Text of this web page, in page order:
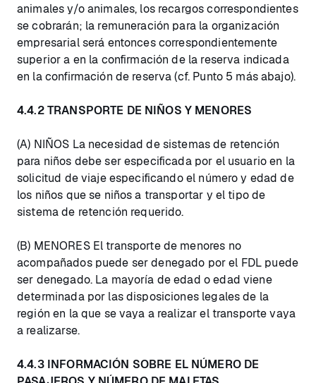
animales y/o animales, los recargos correspondientes
se cobrarán; la remuneración para la organización
empresarial será entonces correspondientemente
superior a en la confirmación de la reserva indicada
en la confirmación de reserva (cf. Punto 5 más abajo).
4.4.2 TRANSPORTE DE NIÑOS Y MENORES
(A) NIÑOS La necesidad de sistemas de retención
para niños debe ser especificada por el usuario en la
solicitud de viaje especificando el número y edad de
los niños que se niños a transportar y el tipo de
sistema de retención requerido.
(B) MENORES El transporte de menores no
acompañados puede ser denegado por el FDL puede
ser denegado. La mayoría de edad o edad viene
determinada por las disposiciones legales de la
región en la que se vaya a realizar el transporte vaya
a realizarse.
4.4.3 INFORMACIÓN SOBRE EL NÚMERO DE